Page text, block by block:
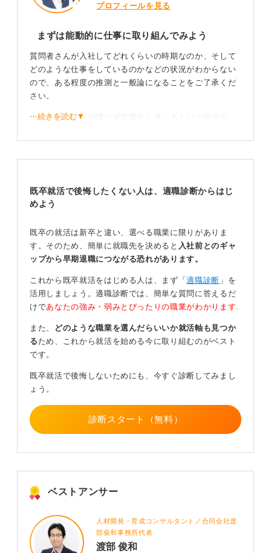
プロフィールを見る
まずは能動的に仕事に取り組んでみよう
質問者さんが入社してどれくらいの時期なのか、そして
どのような仕事をしているのかなどの状況がわからない
ので、ある程度の推測と一般論になることをご了承くだ
さい。
まず仕事に興味が湧かず苦痛すら感じるという状況で、
ことですが、それは「わからない」というのが回答で
伝えするならば、「自分自身のことを振り返ってみる」
というものがあります。もう少し具体的にいうと、「自
やれることはないと言えるのか」を考えてみることで
す。
がってしまう
仕事にやる気がなくなるパターンの一つとして、能動的
な姿勢で取り組めていないということがあります。つま
り、言われたことをやっているだけの状態です。
人は誰でも自分の意思で動いたことの方がやりがいを感
じます。入社してすぐの場合、自分でできる仕事はほと
んどないので「言われたことをとりあえずやる」という
す。
ただし、その中でも自分ができる工夫やさらに良くする
まずはこのように自分を振り返り、取り組めることに取
とであれば環境を変えることも選択肢としてはありかと
思います。
⋯続きを読む▼
既卒就活で後悔したくない人は、適職診断からはじ
めよう
既卒の就活は新卒と違い、選べる職業に限りがありま
す。そのため、簡単に就職先を決めると 入社前とのギャ
ップから早期退職につながる恐れがあります。
これから既卒就活をはじめる人は、まず「適職診断 」を
活用しましょう。適職診断では、簡単な質問に答えるだ
けであなたの強み・弱みとぴったりの職業がわかります.
また、
どのような職業を選んだらいいか就活軸も見つか
る ため、これから就活を始める今に取り組むのがベスト
です。
既卒就活で後悔しないためにも、今すぐ診断してみまし
ょう。
診断スタート（無料）
ベストアンサー
人材開発・育成コンサルタント／合同会社渡
部俊和事務所代表
渡部 俊和